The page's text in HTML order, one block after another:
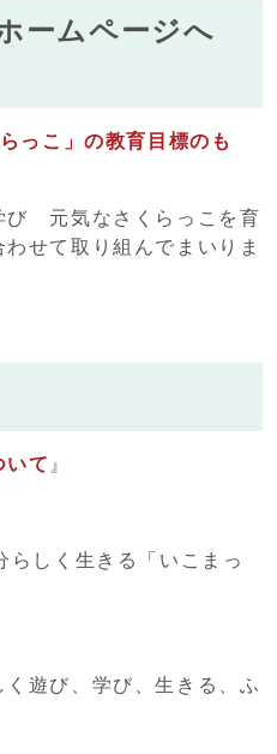
ームページへ
っこ」の教育目標のも
び 元気なさくらっこを育
せて取り組んでまいりま
いて 』
らしく生きる「いこまっ
く遊び、学び、生きる、ふ